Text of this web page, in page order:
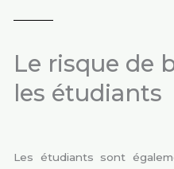
Le risque de
les étudiants
Les étudiants sont